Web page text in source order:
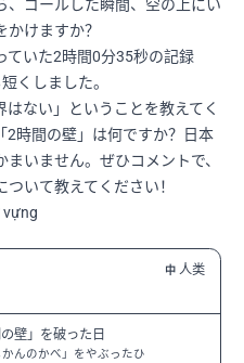
、ゴールした瞬間、空の上にい
けますか？
ていた2時間0分35秒の記録
くしました。
ない」ということを教えてく
2時間の壁」は何ですか？日本
いません。ぜひコメントで、
いて教えてください！
vựng
中 人类
壁」を破った日
んのかべ」をやぶったひ